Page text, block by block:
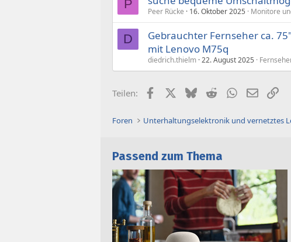
P
Peer Rücke 16. Oktober 2025 Monitore
D
Gebrauchter Fernseher ca.
mit Lenovo M75q
diedrich.thielm 22. August 2025
Teilen: FacebookX (Twitter)
BlueskyRedditWhatsApp
E-MailLink
Foren Unterhaltungselektronik und vernetztes
Passend zum Thema